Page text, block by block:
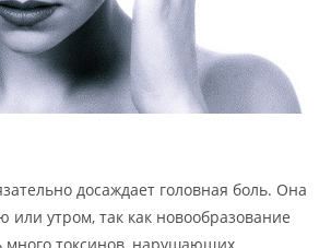
досаждает головная боль. Она
или утром, так как новообразование